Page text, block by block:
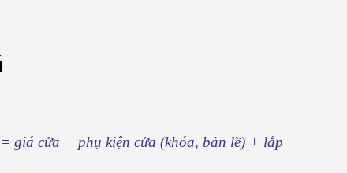
giá cửa + phụ kiện cửa (khóa, bản lề) + lắp